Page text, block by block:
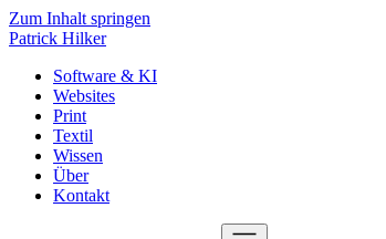
Zum Inhalt springen
Patrick Hilker
Software & KI
Websites
Print
Textil
Wissen
Über
Kontakt